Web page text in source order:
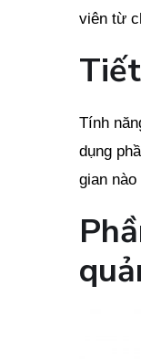
viên từ
Tính
dụng
gian